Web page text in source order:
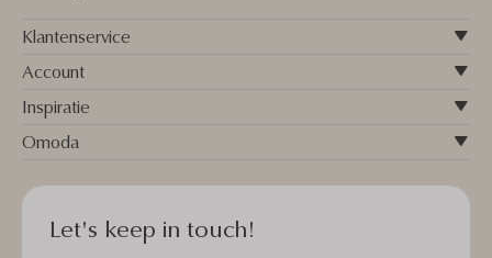
Klantenservice
Account
Inspiratie
Omoda
Let's keep in touch!